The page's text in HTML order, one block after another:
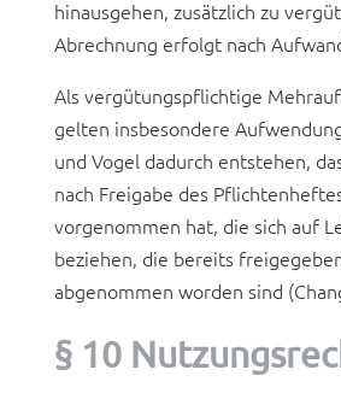
hinausgehen, zusätzlich zu
Abrechnung erfolgt nach
Als vergütungspflichtige
gelten insbesondere
und Vogel dadurch entstehen,
nach Freigabe des
vorgenommen hat, die sich auf
beziehen, die bereits
abgenommen worden sind
§ 10